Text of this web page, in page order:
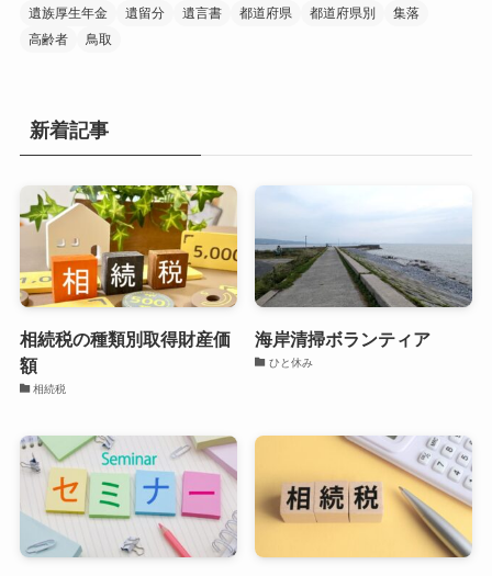
遺族厚生年金
遺留分 遺言書 都道府県 都道府県別
集落
高齢者
鳥取
新着記事
相続税の種類別取得財産価
額
相続税
海岸清掃ボランティア
ひと休み